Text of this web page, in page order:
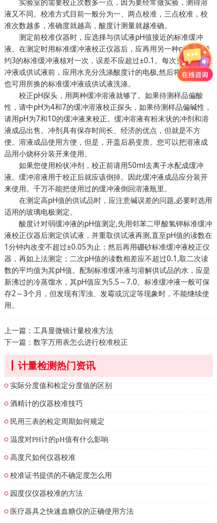
液又不同。校准方式目前一般分为一、两点校准，三点校准，校
准次数越多，准确度就越高，酸度计测量就越准确。
测定前校准仪器时，应选择与供试液pH值接近的标准缓冲
液。在测定时用标准缓冲液校正仪器后，应再用另一种pH值相差
约3的标准缓冲液核对一次，误差不应超过±0.1。每次更换标准缓
冲液或供试液前，应用水充分洗涤酸度计的电极,然后将水吸尽，
也可用所换的标准缓冲液或供试液洗涤。
校正pH探头，用两种缓冲溶液就够了。如果待测样品偏酸
性，请中pH为4和7的缓冲溶液校正探头，如果待测样品偏碱性，
请用pH为7和10的缓冲液来校正。缓冲溶液有粉末状的冲剂和溶
液成品出售。冲剂具有保存时间长、经济的优点，但就是不方
便。溶液成品使用方便，但是，开盖后易变质。您可以把溶液成
品用小烧杯分装开来使用。
如果您使用粉状冲剂，校正前请用50ml去离子水配成缓冲
液。缓冲溶液用于校正后就应该倒掉。因此缓冲液成品应分装开
来使用。千万不能把使用过的缓冲液倒回溶液瓶里。
在测定高pH值的供试品时，应注意碱误差的问题,必要时选用
适用的玻璃电极测定。
酸度计对弱缓冲液的pH值测定,先用邻苯二甲酸氢钾标准缓冲
液校正仪器后测定供试液，并重取供试液再测,直至pH值的读数在
1分钟内改变不超过±0.05为止；然后再用硼砂标准缓冲液校正仪
器，再如上法测定；二次pH值的读数相差应不超过0.1,取二次读
数的平均值为其pH值。配制标准缓冲液与溶解供试品的水，应是
新沸过的冷蒸馏水，其pH值应为5.5～7.0。标准缓冲液一般可保
存2～3个月，但发现有浑浊、发霉或沉淀等现象时，不能继续使
用。
上一篇： 工具显微镜计量校准方法
下一篇： 数字万用表怎么进行校准校正
计量检测热门资讯
实际分度值和检定分度值的区别
酒精计的仪器校准技巧
民用三表的检定周期如何规定
温度对PH计的pH值有什么影响
高度尺如何仪器校准
校准证书提供的不确定度怎么用
园度仪仪器校准的方法
医疗器具之快速血糖仪的正确使用方法